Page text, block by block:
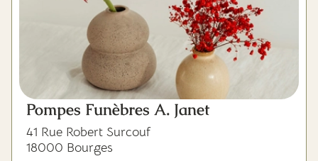
Pompes Funèbres A. Janet
41 Rue Robert Surcouf
18000 Bourges